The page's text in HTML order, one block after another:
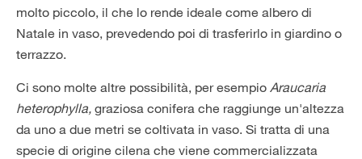
molto piccolo, il che lo rende ideale come albero di
Natale in vaso, prevedendo poi di trasferirlo in giardino o
terrazzo.
Ci sono molte altre possibilità, per esempio Araucaria
heterophylla, graziosa conifera che raggiunge un'altezza
da uno a due metri se coltivata in vaso. Si tratta di una
specie di origine cilena che viene commercializzata